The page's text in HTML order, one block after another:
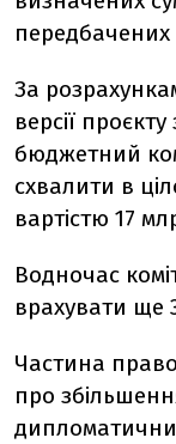
За
версії
бюджетний
схвалити в
вартістю 17
Водночас
врахувати ще
Частина
про